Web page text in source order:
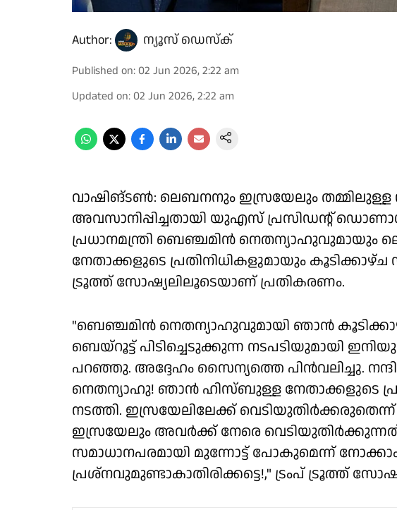
Author: ന്യൂസ് ഡെസ്ക്
Published on: 02 Jun 2026, 2:22 am
Updated on: 02 Jun 2026, 2:22 am
വാഷിങ്ടണ്‍: ലെബനനും ഇസ്രയേലും തമ്മിലുള്ള
അവസാനിപ്പിച്ചതായി യുഎസ് പ്രസിഡന്റ്
പ്രധാനമന്ത്രി ബെഞ്ചമിന്‍
നേതാക്കളുടെ പ്രതിനിധികളുമായും കൂടിക്കാഴ്ച
ട്രൂത്ത് സോഷ്യലിലൂടെയാണ് പ്രതികരണം.
"ബെഞ്ചമിന്‍ നെതന്യാഹുവുമായി ഞാന്‍
ബെയ്‌റൂട്ട് പിടിച്ചെടുക്കുന്ന നടപടിയുമായി
പറഞ്ഞു. അദ്ദേഹം സൈന്യത്തെ പിന്‍വലിച്ചു.
നെതന്യാഹു! ഞാന്‍ ഹിസ്ബുള്ള നേതാക്കളുടെ
നടത്തി. ഇസ്രയേലിലേക്ക്
ഇസ്രയേലും അവര്‍ക്ക് നേരെ
സമാധാനപരമായി മുന്നോട്ട് പോകുമെന്ന്
പ്രശ്‌നവുമുണ്ടാകാതിരിക്കട്ടെ!," ട്രംപ് ട്രൂത്ത്